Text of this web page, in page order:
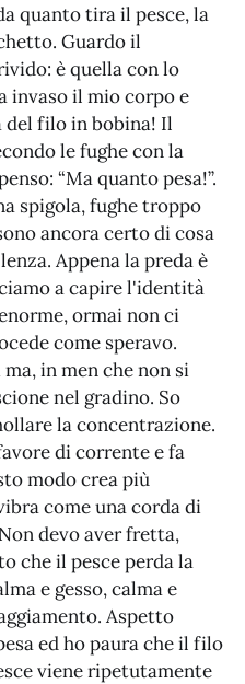
quanto tira il pesce, la
Guardo il
è quella con lo
invaso il mio corpo e
del filo in bobina! Il
le fughe con la
“Ma quanto pesa!”.
spigola, fughe troppo
ancora certo di cosa
Appena la preda è
a capire l'identità
ormai non ci
come speravo.
in men che non si
nel gradino. So
la concentrazione.
di corrente e fa
modo crea più
come una corda di
devo aver fretta,
che il pesce perda la
e gesso, calma e
Aspetto
ed ho paura che il filo
viene ripetutamente